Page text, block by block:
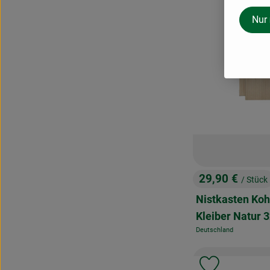
, Preis:
29,90 € / Stück
Nistkasten
Kleiber Natur
, Herkunft:
Deutschland
Nur